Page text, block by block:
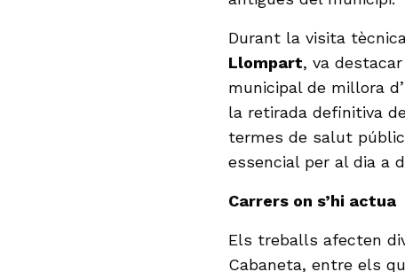
Durant la visita
Llompart, va
municipal de millora
la retirada definitiva
termes de salut
essencial per al dia a
Carrers on s’hi actua
Els treballs afecten
Cabaneta, entre els